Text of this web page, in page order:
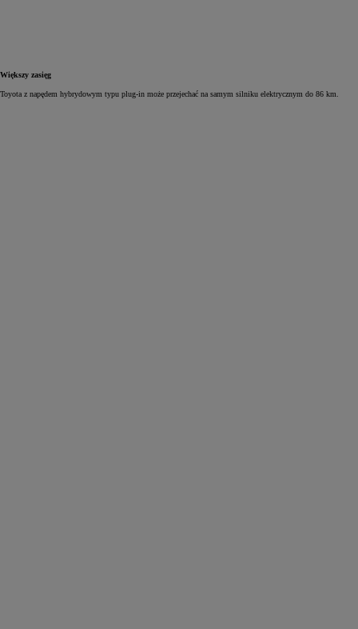
Większy zasięg
Toyota z napędem hybrydowym typu plug‑in może przejechać na samym silniku elektrycznym do 86 km.